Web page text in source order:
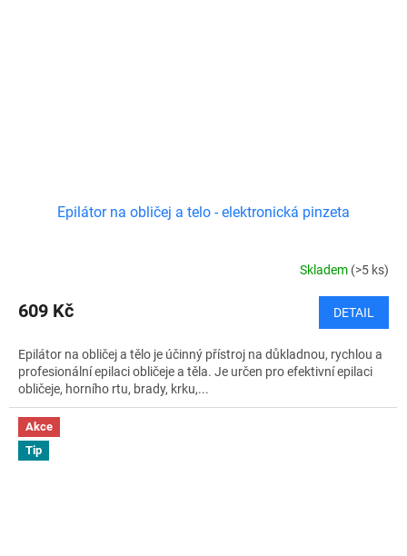
Epilátor na obličej a telo - elektronická pinzeta
Skladem (>5 ks)
609 Kč DETAIL
Epilátor na obličej a tělo je účinný přístroj na důkladnou, rychlou a
profesionální epilaci obličeje a těla. Je určen pro efektivní epilaci
obličeje, horního rtu, brady, krku,...
Akce
Tip